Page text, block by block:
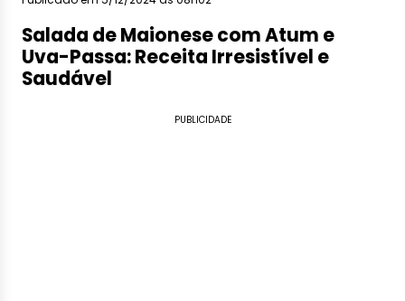
Salada de Maionese com Atum e
Uva-Passa: Receita Irresistível e
Saudável
PUBLICIDADE